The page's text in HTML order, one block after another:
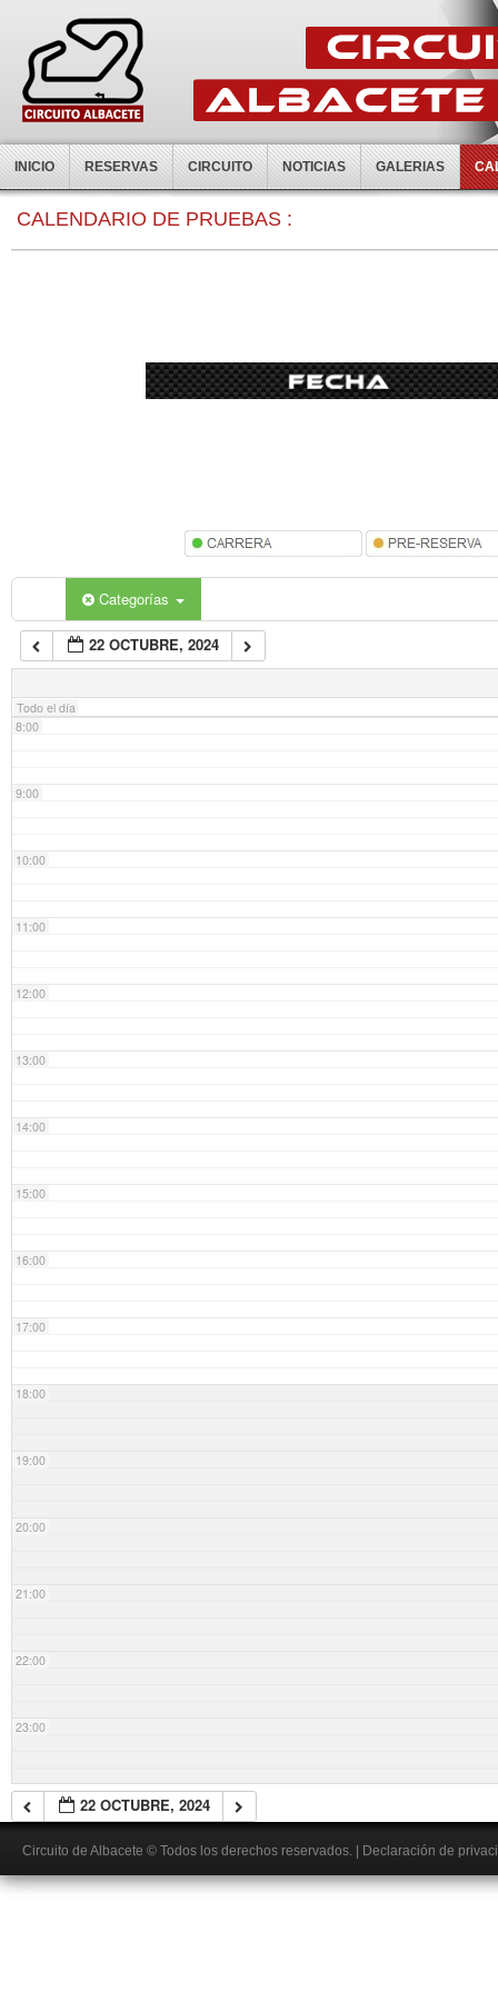
INICIO RESERVAS CIRCUITO NOTICIAS GALERIAS
CALENDARIO DE PRUEBAS :
Categorías
22 OCTUBRE, 2024
Todo el día
0:00
7:00
8:00
9:00
10:00
11:00
12:00
13:00
14:00
15:00
16:00
17:00
18:00
19:00
20:00
21:00
22:00
23:00
22 OCTUBRE, 2024
Circuito de Albacete © Todos los derechos reservados. Declaración de